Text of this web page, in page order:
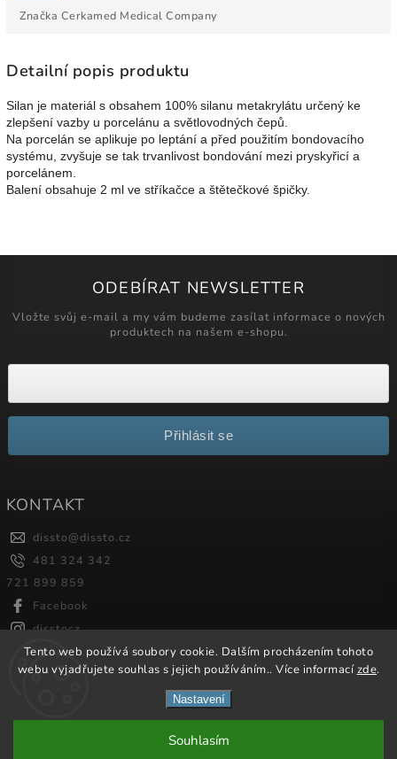
Tento web používá soubory cookie. Dalším procházením tohoto
webu vyjadřujete souhlas s jejich používáním.. Více informacízde.
Nastavení
Souhlasím
Značka Cerkamed Medical Company
Detailní popis produktu
Silan je materiál s obsahem 100% silanu metakrylátu určený ke
zlepšení vazby u porcelánu a světlovodných čepů.
Na porcelán se aplikuje po leptání a před použitím bondovacího
systému, zvyšuje se tak trvanlivost bondování mezi pryskyřicí a
porcelánem.
Balení obsahuje 2 ml ve stříkačce a štětečkové špičky.
ODEBÍRAT NEWSLETTER
Vložte svůj e-mail a my vám budeme zasílat informace o nových
produktech na našem e-shopu.
Přihlásit se
KONTAKT
dissto@dissto.cz
481 324 342
721 899 859
Facebook
disstocz
Shoptet| Design